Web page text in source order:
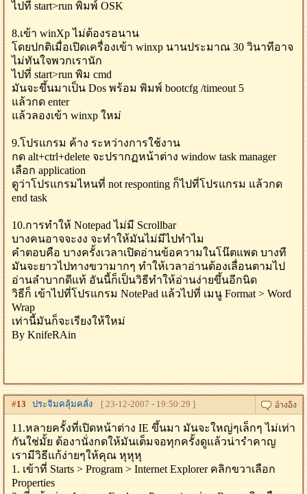
ไปที่ start>run พิมพ์ OSK
8.เข้า winXp ไม่ต้องรอนาน
โดยปกติเมื่อเปิดเครื่องเข้า winxp นานประมาณ 30 วินาทีอาจ
ไม่ทันใจพวกเรานัก
ไปที่ start>run พิม cmd
มันจะขึ้นมาเป็น Dos พร้อม พิมพ์ bootcfg /timeout 5
แล้วกด enter
แล้วลองเข้า winxp ใหม่
9.โปรแกรม ค้าง ระหว่างการใช้งาน
กด alt+ctrl+delete จะปรากฏหน้าต่าง window task manager
เลือก application
ดูว่าโปรแกรมไหนที่ not responting ก็ไปที่โปรแกรม แล้วกด
end task
10.การทำให้ Notepad ไม่มี Scrollbar
บางคนอาจจะงง จะทำให้มันไม่มีไปทำไม
คำตอบคือ บางครั้งเวลาเปิดอ่านข้อความในโน๊ตแพด บางที
มันจะยาวไปทางขวามากๆ ทำให้เวลาอ่านต้องเลื่อนตามไป
อ่านลำบากดีแท้ อันนี้ก็เป็นวิธีทำให้อ่านง่ายขึ้นอีกนิด
วิธีก็ เข้าไปที่โปรแกรม NotePad แล้วไปที่ เมนู Format > Word
Wrap
เท่านี้มันก็จะเรียงให้ใหม่
By KnifeRAin
#13 ประจิมคลุ้มคลั่ง [ 23-12-2007 - 19:50:29 ]
11.หลายครั้งที่เปิดหน้าต่าง IE ขึ้นมา มันจะใหญ่ๆเล็กๆ ไม่เท่า
กันใช่มั้ย ต้องานั่งกดให้มันเต็มจอทุกครั้งดูแล้วน่ารำคาญ
เรามีวิธีแก้ง่ายๆให้คุณ หุหุหุ
1. เข้าที่ Starts > Program > Internet Explorer คลิกขวาเลือก
Properties